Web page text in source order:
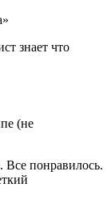
знает что
(не
Все понравилось.